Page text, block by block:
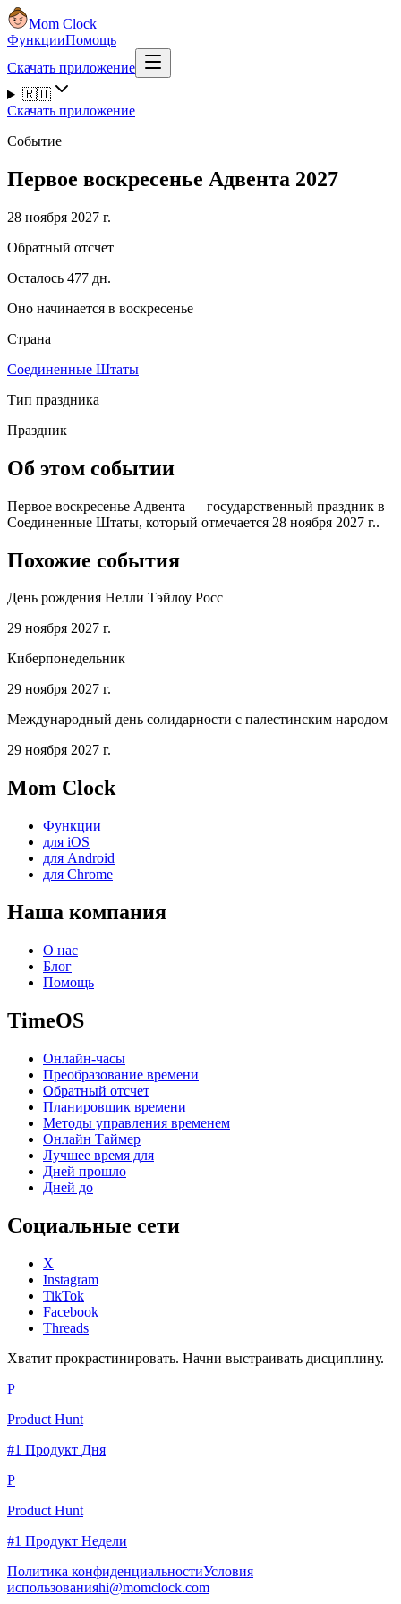
Mom Clock
ФункцииПомощь
Скачать приложение
🇷🇺
Скачать приложение
Событие
Первое воскресенье Адвента 2027
28 ноября 2027 г.
Обратный отсчет
Осталось 477 дн.
Оно начинается в воскресенье
Страна
Соединенные Штаты
Тип праздника
Праздник
Об этом событии
Первое воскресенье Адвента — государственный праздник в
Соединенные Штаты, который отмечается 28 ноября 2027 г..
Похожие события
День рождения Нелли Тэйлоу Росс
29 ноября 2027 г.
Киберпонедельник
29 ноября 2027 г.
Международный день солидарности с палестинским народом
29 ноября 2027 г.
Mom Clock
Функции
для iOS
для Android
для Chrome
Наша компания
О нас
Блог
Помощь
TimeOS
Онлайн-часы
Преобразование времени
Обратный отсчет
Планировщик времени
Методы управления временем
Онлайн Таймер
Лучшее время для
Дней прошло
Дней до
Социальные сети
X
Instagram
TikTok
Facebook
Threads
Хватит прокрастинировать. Начни выстраивать дисциплину.
P
Product Hunt
#1 Продукт Дня
P
Product Hunt
#1 Продукт Недели
Политика конфиденциальностиУсловия
использованияhi@momclock.com